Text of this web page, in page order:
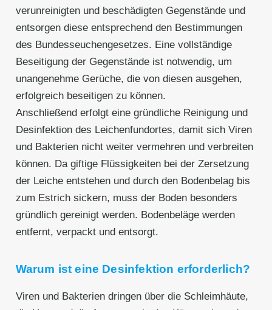
verunreinigten und beschädigten Gegenstände und
entsorgen diese entsprechend den Bestimmungen
des Bundesseuchengesetzes. Eine vollständige
Beseitigung der Gegenstände ist notwendig, um
unangenehme Gerüche, die von diesen ausgehen,
erfolgreich beseitigen zu können.
Anschließend erfolgt eine gründliche Reinigung und
Desinfektion des Leichenfundortes, damit sich Viren
und Bakterien nicht weiter vermehren und verbreiten
können. Da giftige Flüssigkeiten bei der Zersetzung
der Leiche entstehen und durch den Bodenbelag bis
zum Estrich sickern, muss der Boden besonders
gründlich gereinigt werden. Bodenbeläge werden
entfernt, verpackt und entsorgt.
Warum ist eine Desinfektion erforderlich?
Viren und Bakterien dringen über die Schleimhäute,